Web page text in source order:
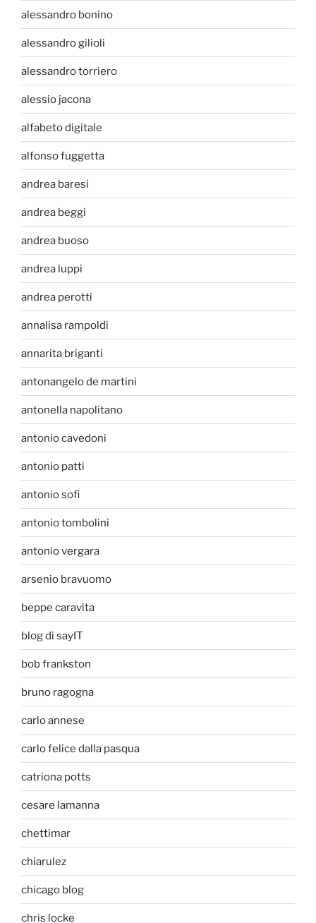
alessandro bonino
alessandro gilioli
alessandro torriero
alessio jacona
alfabeto digitale
alfonso fuggetta
andrea baresi
andrea beggi
andrea buoso
andrea luppi
andrea perotti
annalisa rampoldi
annarita briganti
antonangelo de martini
antonella napolitano
antonio cavedoni
antonio patti
antonio sofi
antonio tombolini
antonio vergara
arsenio bravuomo
beppe caravita
blog di sayIT
bob frankston
bruno ragogna
carlo annese
carlo felice dalla pasqua
catriona potts
cesare lamanna
chettimar
chiarulez
chicago blog
chris locke